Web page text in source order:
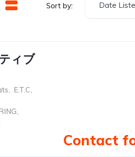
Sort by: Date
ィブ
, E.T.C,
,
Contact